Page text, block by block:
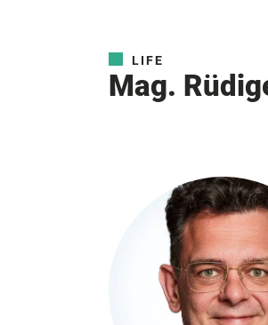
LIFE
Mag.